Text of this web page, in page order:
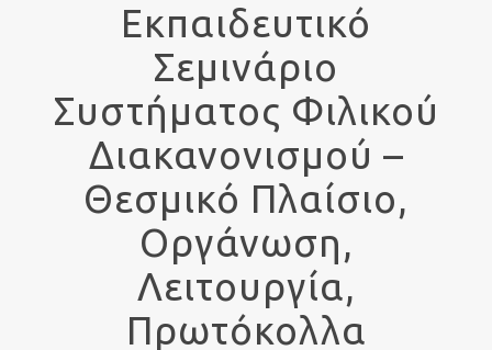
Εκπαιδευτικό
Σεμινάριο
Συστήματος Φιλικού
Διακανονισμού –
Θεσμικό Πλαίσιο,
Οργάνωση,
Λειτουργία,
Πρωτόκολλα